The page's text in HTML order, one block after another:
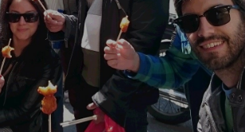
お問い合わせ
利用規約
個人情報保護方針
運営会社